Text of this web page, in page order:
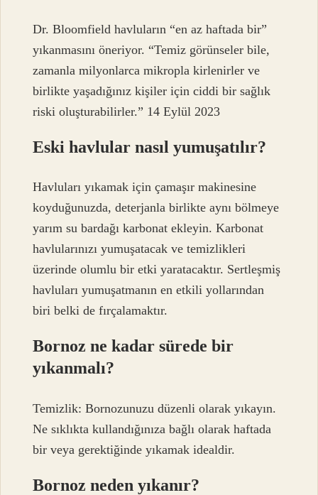
Dr. Bloomfield havluların “en az haftada bir”
yıkanmasını öneriyor. “Temiz görünseler bile,
zamanla milyonlarca mikropla kirlenirler ve
birlikte yaşadığınız kişiler için ciddi bir sağlık
riski oluşturabilirler.” 14 Eylül 2023
Eski havlular nasıl yumuşatılır?
Havluları yıkamak için çamaşır makinesine
koyduğunuzda, deterjanla birlikte aynı bölmeye
yarım su bardağı karbonat ekleyin. Karbonat
havlularınızı yumuşatacak ve temizlikleri
üzerinde olumlu bir etki yaratacaktır. Sertleşmiş
havluları yumuşatmanın en etkili yollarından
biri belki de fırçalamaktır.
Bornoz ne kadar sürede bir
yıkanmalı?
Temizlik: Bornozunuzu düzenli olarak yıkayın.
Ne sıklıkta kullandığınıza bağlı olarak haftada
bir veya gerektiğinde yıkamak idealdir.
Bornoz neden yıkanır?